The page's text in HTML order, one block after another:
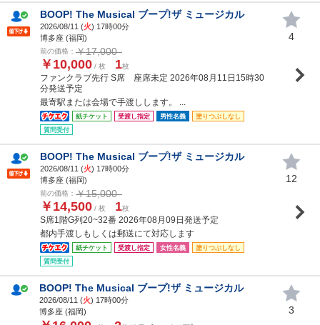
BOOP! The Musical ブープ!ザ ミュージカル
2026/08/11 (火) 17時00分
博多座 (福岡)
前の価格： ￥17,000
￥10,000 / 枚 1枚
ファンクラブ先行 S席 座席未定 2026年08月11日15時30
分発送予定
最寄駅または会場で手渡しします。 ...
紙チケット 受渡し指定 男性名義
塗りつぶしなし
質問受付
4
BOOP! The Musical ブープ!ザ ミュージカル
2026/08/11 (火) 17時00分
博多座 (福岡)
前の価格： ￥15,000
￥14,500 / 枚 1枚
S席1階G列20~32番 2026年08月09日発送予定
都内手渡しもしくは郵送にて対応します
紙チケット 受渡し指定 女性名義
塗りつぶしなし
質問受付
12
BOOP! The Musical ブープ!ザ ミュージカル
2026/08/11 (火) 17時00分
博多座 (福岡)
3